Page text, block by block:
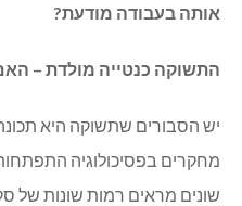
אותה בעבודה מודעת?
התשוקה כנטייה מולדת –
יש הסבורים שתשוקה היא
מחקרים בפסיכולוגיה
שונים מראים רמות שונות של